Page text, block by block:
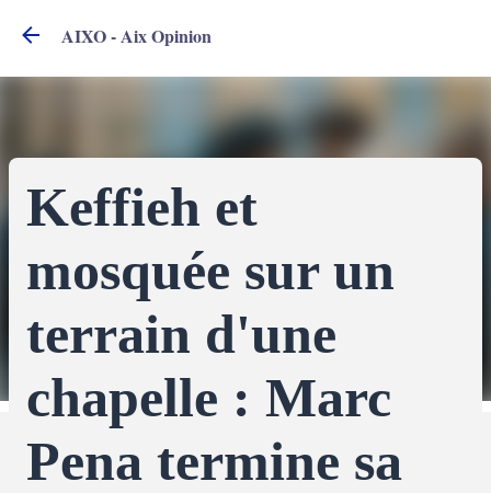
AIXO - Aix Opinion
Keffieh et
mosquée sur un
terrain d'une
chapelle : Marc
Pena termine sa